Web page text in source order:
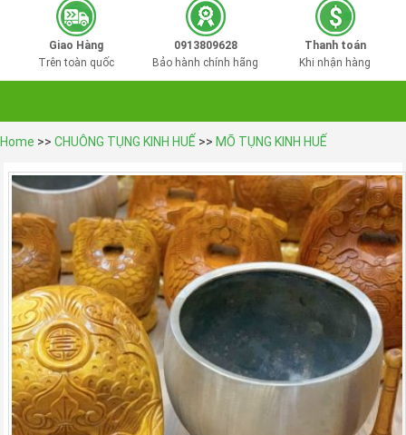
Giao Hàng
Trên toàn quốc
0913809628
Bảo hành chính hãng
Thanh toán
Khi nhận hàng
Home >> CHUÔNG TỤNG KINH HUẾ >> MÕ TỤNG KINH HUẾ